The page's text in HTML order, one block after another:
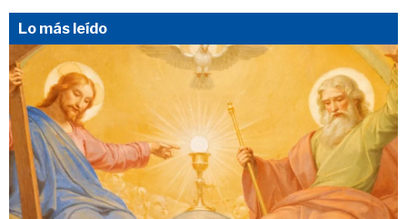
Lo más leído